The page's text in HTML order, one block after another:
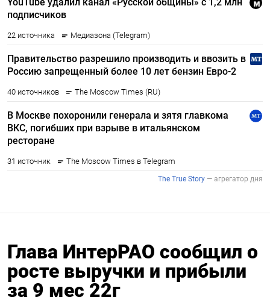
Глава ИнтерРАО сообщил о
росте выручки и прибыли
за 9 мес 22г